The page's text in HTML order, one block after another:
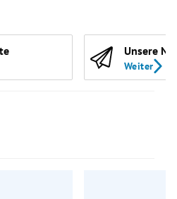
Unsere
Weiter